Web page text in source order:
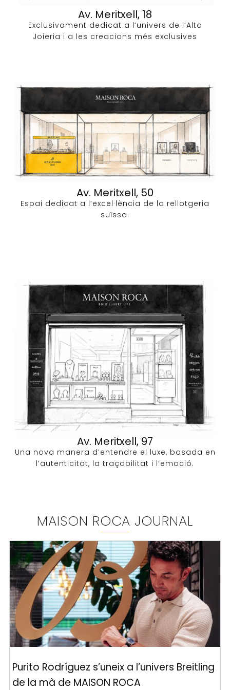
Av. Meritxell, 18
Exclusivament dedicat a l’univers de l’Alta
Joieria i a les creacions més exclusives​
Av. Meritxell, 50
Espai dedicat a l’excel·lència de la rellotgeria
suïssa.
Av. Meritxell, 97
Una nova manera d’entendre el luxe, basada en
l’autenticitat, la traçabilitat i l’emoció.
MAISON ROCA JOURNAL
Purito Rodríguez s’uneix a l’univers Breitling
de la mà de MAISON ROCA